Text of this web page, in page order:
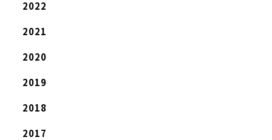
2022
2021
2020
2019
2018
2017